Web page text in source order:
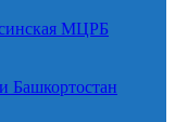
МЦРБ
Башкортостан